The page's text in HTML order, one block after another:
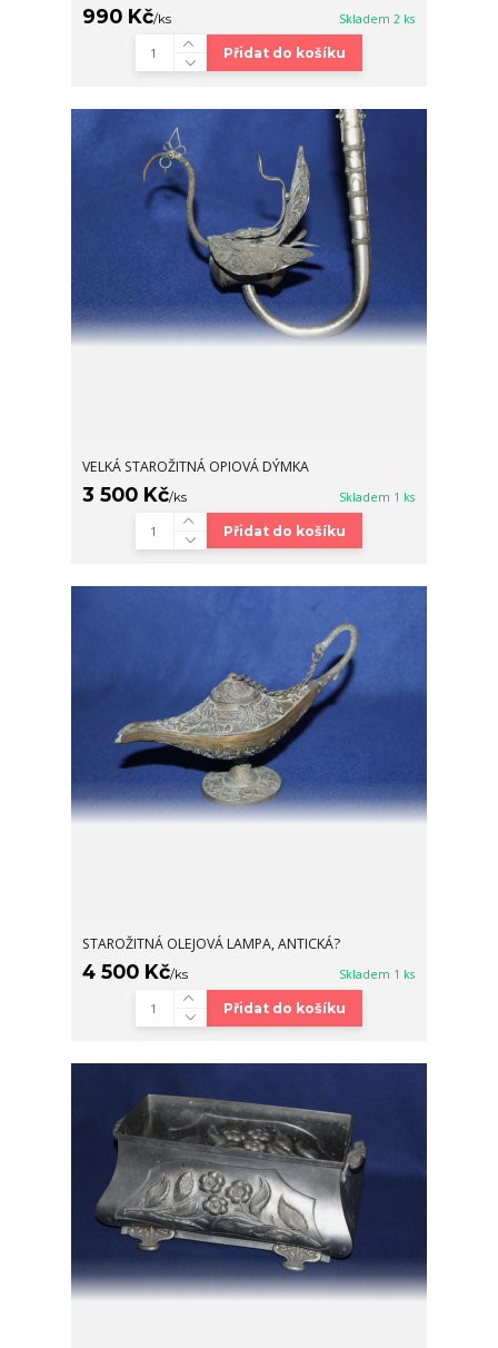
990 Kč/ks Skladem 2 ks
Přidat do košíku
VELKÁ STAROŽITNÁ OPIOVÁ DÝMKA
3 500 Kč/ks Skladem 1 ks
Přidat do košíku
STAROŽITNÁ OLEJOVÁ LAMPA, ANTICKÁ?
4 500 Kč/ks Skladem 1 ks
Přidat do košíku